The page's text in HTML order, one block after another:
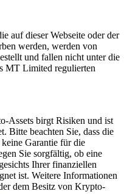
auf dieser Webseite oder der
werden, werden von
und fallen nicht unter die
MT Limited regulierten
Assets birgt Risiken und ist
Bitte beachten Sie, dass die
Garantie für die
Sie sorgfältig, ob eine
Ihrer finanziellen
ist. Weitere Informationen
dem Besitz von Krypto-